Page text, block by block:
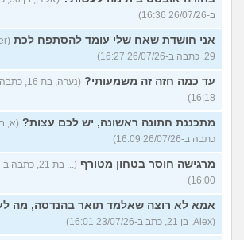
ב-26/07/26 16:36)
אני חושדת שאח שלי עומד להסתפח לכת
29, כתבה ב-26/07/26 16:27)
עד כמה חזה זה משמעותי?
16:18)
מתכננת חתונה ראשונה, יש לכם עצות?
כתבה ב-26/07/26 16:09)
מרגישה חוסר בטחון מטורף
16:00)
אמא לא רוצה שאלמד תואר בהנדסה, מה
(Alex, בן 21, כתב ב-23/07/26 16:01)